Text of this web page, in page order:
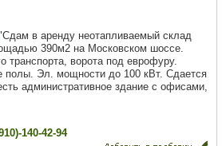
в аренду неотапливаемый склад
390м2 на Московском шоссе.
транспорта, ворота под еврофуру.
полы. Эл. мощности до 100 кВт. Сдается
административное здание с офисами,
140-42-94